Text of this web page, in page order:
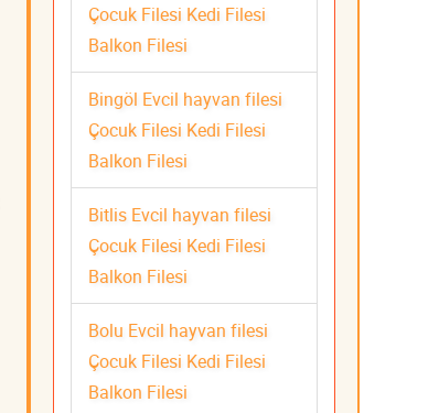
Çocuk Filesi Kedi Filesi
Balkon Filesi
Bingöl Evcil hayvan filesi
Çocuk Filesi Kedi Filesi
Balkon Filesi
Bitlis Evcil hayvan filesi
Çocuk Filesi Kedi Filesi
Balkon Filesi
Bolu Evcil hayvan filesi
Çocuk Filesi Kedi Filesi
Balkon Filesi